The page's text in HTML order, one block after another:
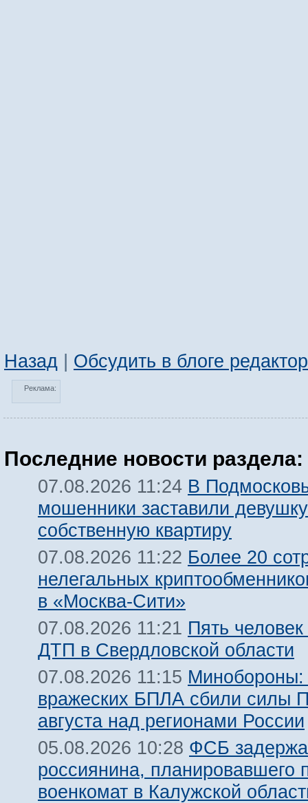
Назад | Обсудить в блоге
Реклама:
Последние новости раздела:
07.08.2026 11:24 В
мошенники заставили
собственную квартиру
07.08.2026 11:22 Более 20
нелегальных
в «Москва-Сити»
07.08.2026 11:21 Пять
ДТП в Свердловской области
07.08.2026 11:15 Минобороны:
вражеских БПЛА сбили силы
августа над регионами России
05.08.2026 10:28 ФСБ
россиянина, планировавшего
военкомат в Калужской